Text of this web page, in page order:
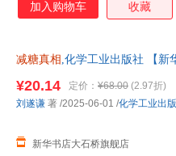
加入购物车 收藏
减糖真相 ,化学工业出版社 【新
¥20.14 定价： ¥68.00 (2.97折)
新华书店大石桥旗舰店
刘遂谦 著 /2025-06-01 /化学工业出